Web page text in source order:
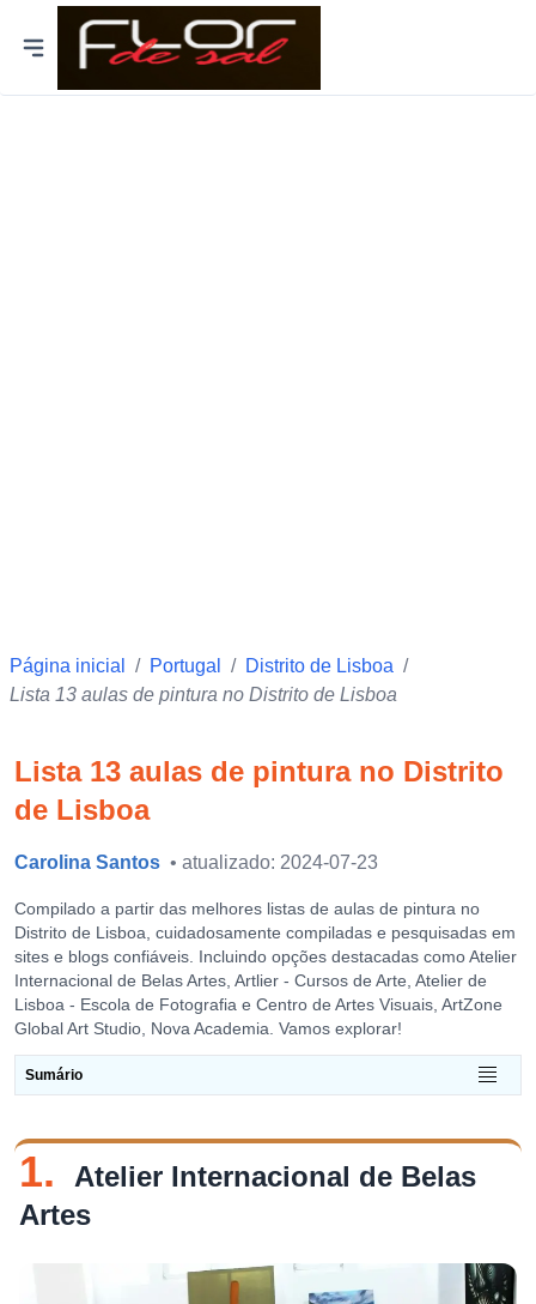
Página inicial / Portugal / Distrito de Lisboa /
Lista 13 aulas de pintura no Distrito de Lisboa
Lista 13 aulas de pintura no Distrito
de Lisboa
Carolina Santos • atualizado: 2024-07-23
Compilado a partir das melhores listas de aulas de pintura no
Distrito de Lisboa, cuidadosamente compiladas e pesquisadas em
sites e blogs confiáveis. Incluindo opções destacadas como Atelier
Internacional de Belas Artes, Artlier - Cursos de Arte, Atelier de
Lisboa - Escola de Fotografia e Centro de Artes Visuais, ArtZone
Global Art Studio, Nova Academia. Vamos explorar!
Sumário
1.
Atelier Internacional de Belas
Artes